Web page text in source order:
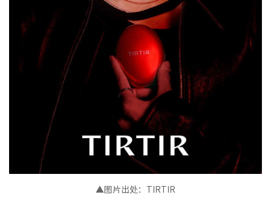
▲图片出处： TIRTIR